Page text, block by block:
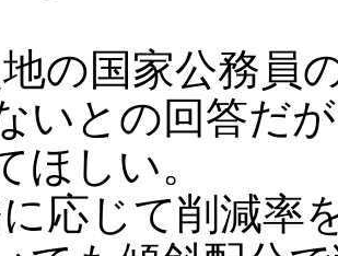
の国家公務員
いとの回答だ
ほしい。
応じて削減率